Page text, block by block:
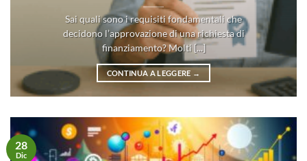
Sai quali sono i requisiti fondamentali che
decidono l’approvazione di una richiesta di
finanziamento? Molti [...]
CONTINUA A LEGGERE →
28
Dic